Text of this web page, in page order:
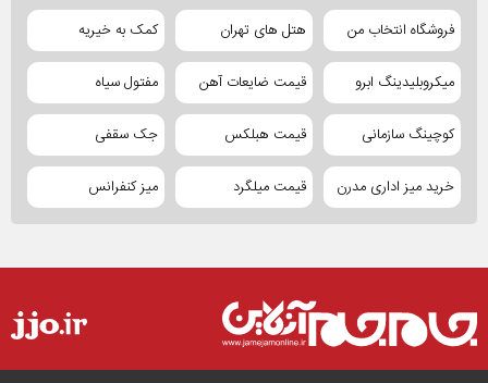
فروشگاه انتخاب من هتل های تهران کمک به خیریه
میکروبلیدینگ ابرو قیمت ضایعات آهن مفتول سیاه
کوچینگ سازمانی قیمت هبلکس جک سقفی
خرید میز اداری مدرن قیمت میلگرد میز کنفرانس